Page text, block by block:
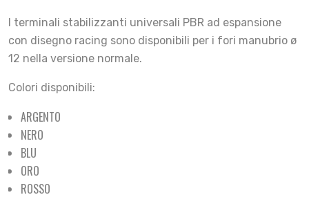
I terminali stabilizzanti universali PBR ad espansione
con disegno racing sono disponibili per i fori manubrio ø
12 nella versione normale.
Colori disponibili:
ARGENTO
NERO
BLU
ORO
ROSSO